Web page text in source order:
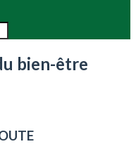
bien-être